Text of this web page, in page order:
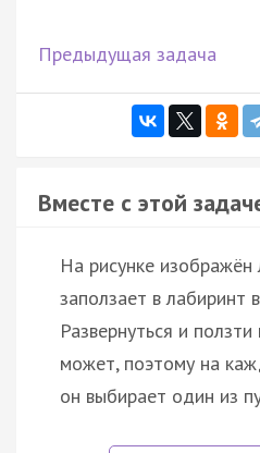
Предыдущая задача
Вместе с этой
На рисунке изображён
заползает в лабиринт
Развернуться и
может, поэтому на
он выбирает один из